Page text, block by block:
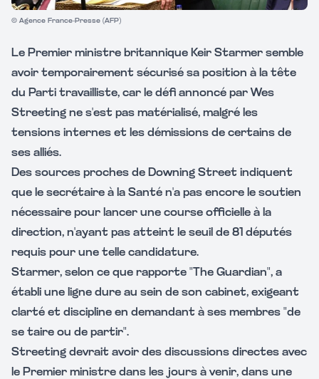
© Agence France-Presse (AFP)
Le Premier ministre britannique Keir Starmer semble
avoir temporairement sécurisé sa position à la tête
du Parti travailliste, car le défi annoncé par Wes
Streeting ne s'est pas matérialisé, malgré les
tensions internes et les démissions de certains de
ses alliés.
Des sources proches de Downing Street indiquent
que le secrétaire à la Santé n'a pas encore le soutien
nécessaire pour lancer une course officielle à la
direction, n'ayant pas atteint le seuil de 81 députés
requis pour une telle candidature.
Starmer, selon ce que rapporte "The Guardian", a
établi une ligne dure au sein de son cabinet, exigeant
clarté et discipline en demandant à ses membres "de
se taire ou de partir".
Streeting devrait avoir des discussions directes avec
le Premier ministre dans les jours à venir, dans une